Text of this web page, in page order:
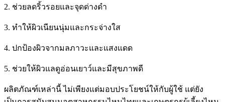
2. ช่วยลดริ้วรอยและจุดด่างดำ
3. ทำให้ผิวเนียนนุ่มและกระจ่างใส
4. ปกป้องผิวจากมลภาวะและแสงแดด
5. ช่วยให้ผิวแลดูอ่อนเยาว์และมีสุขภาพดี
ผลิตภัณฑ์เหล่านี้ ไม่เพียงแต่มอบประโยชน์ให้กับผู้ใช้ แต่ยัง